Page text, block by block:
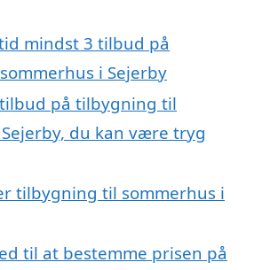
mindst 3 tilbud på
i Sejerby
på tilbygning til
du kan være tryg
tilbygning til sommerhus i
til at bestemme prisen på